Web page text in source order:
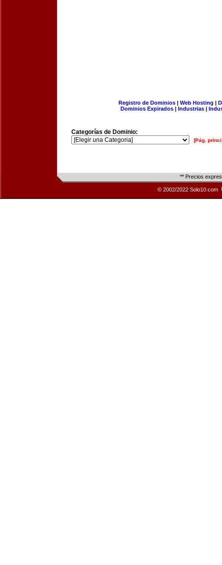
Registro de Dominios| Web Hosting |
Dominios Expirados | Industrias |
Categorías de Dominio:
[Pág.
** Precios
© 2002/2022 Solo10.com